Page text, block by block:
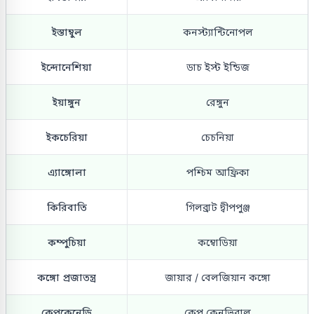
ইস্তাম্বুল কনস্ট্যান্টিনোপল
ইন্দোনেশিয়া ডাচ ইস্ট ইন্ডিজ
ইয়াঙ্গুন রেঙ্গুন
ইকচেরিয়া চেচনিয়া
এ্যাঙ্গোলা পশ্চিম আফ্রিকা
কিরিবাতি গিলব্রাট দ্বীপপুঞ্জ
কম্পুচিয়া কম্বোডিয়া
কঙ্গো প্রজাতন্ত্র জায়ার / বেলজিয়ান কঙ্গো